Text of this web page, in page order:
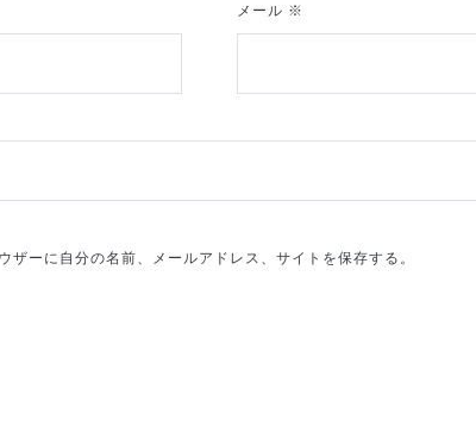
メール ※
ザーに自分の名前、メールアドレス、サイトを保存する。